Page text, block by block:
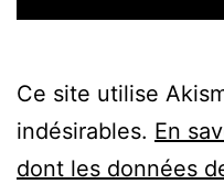
Ce site utilise
indésirables. En
dont les données